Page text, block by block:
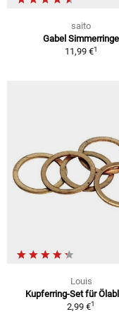
saito
Gabel Simmerringe
11,99 €1
Louis
Kupferring-Set für
2,99 €1